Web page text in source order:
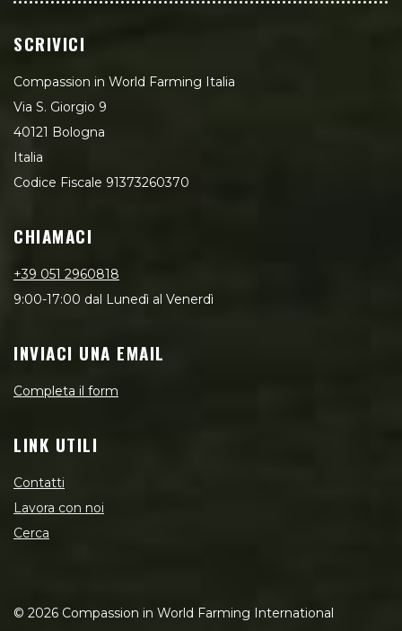
SCRIVICI
Compassion in World Farming Italia
Via S. Giorgio 9
40121 Bologna
Italia
Codice Fiscale 91373260370
CHIAMACI
+39 051 2960818
9:00-17:00 dal Lunedì al Venerdì
INVIACI UNA EMAIL
Completa il form
LINK UTILI
Contatti
Lavora con noi
Cerca
© 2026 Compassion in World Farming International